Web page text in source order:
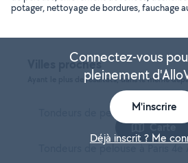
potager, nettoyage de bordures, fauchage
Villes proches
Ayant le plus de résultats, dans le même
Tondeurs de pelouse à Paris
Tondeurs de pelouse à Paris 4e
Carte
Connectez-vous
pleinement
M'inscrire
Déjà inscrit ? Me